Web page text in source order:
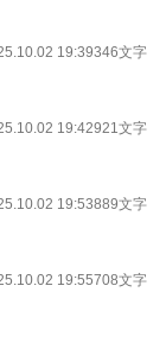
19:39346文字
19:42921文字
19:53889文字
19:55708文字